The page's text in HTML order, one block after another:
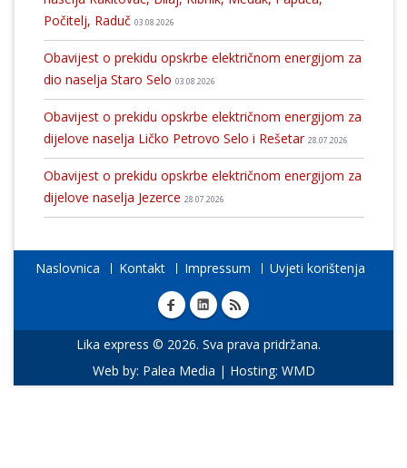
Počitelj, Raduč 03.08.2026
Obavijest o prekidu opskrbe električnom energijom za
dio naselja Staro Selo 03.08.2026
Obavijest o prekidu opskrbe električnom energijom za
dijelove naselja Ličko Petrovo Selo i Rešetar 28.07.2026
Obavijest o prekidu opskrbe električnom energijom za
dijelove naselja Jezerce 28.07.2026
Naslovnica Kontakt Impressum Uvjeti korištenja
Lika express © 2026. Sva prava pridržana.
Web by: Palea Media | Hosting: WMD